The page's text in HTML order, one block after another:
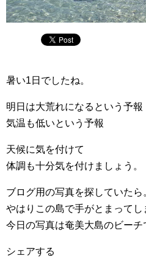
暑い1日でしたね。
明日は大荒れになるという予報
気温も低いという予報
天候に気を付けて
体調も十分気を付けましょう。
ブログ用の写真を探していたら
やはりこの島で手がとまってし
今日の写真は奄美大島のビーチ
シェアする